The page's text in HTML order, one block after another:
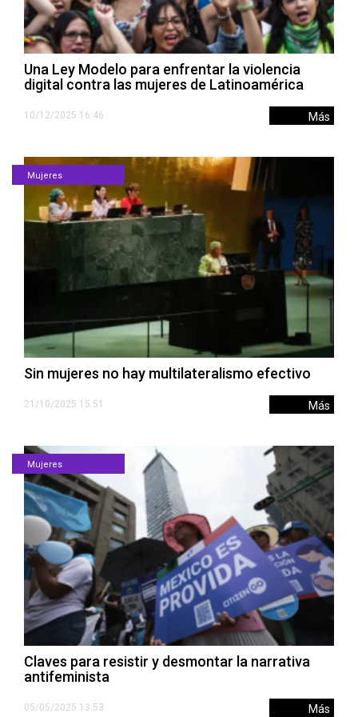
Una Ley Modelo para enfrentar la violencia
digital contra las mujeres de Latinoamérica
10/12/2025 16:46 Más
Mujeres
Sin mujeres no hay multilateralismo efectivo
21/10/2025 15:51 Más
Mujeres
Claves para resistir y desmontar la narrativa
antifeminista
05/05/2025 13:53 Más